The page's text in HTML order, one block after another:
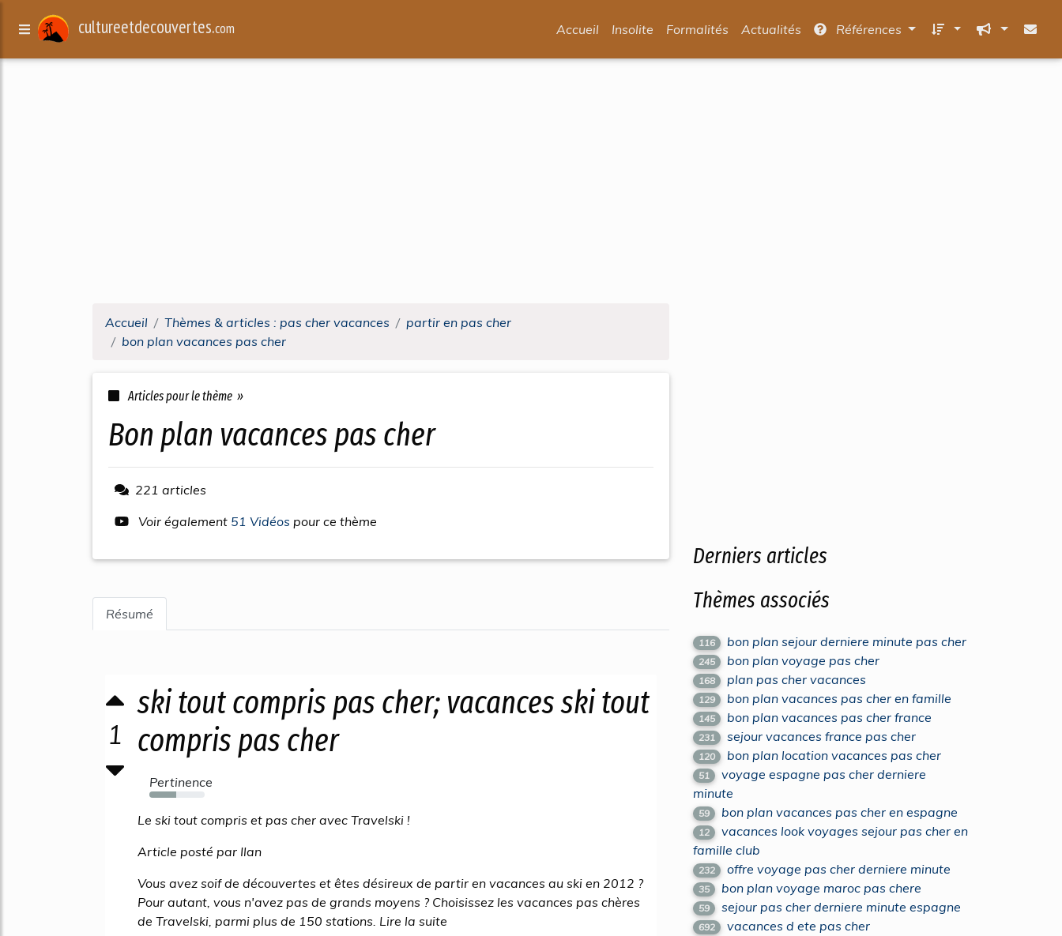
cultureetdecouvertes.com Accueil Insolite Formalités Actualités Références
Accueil Thèmes & articles : pas cher vacances
partir en pas cher
bon plan vacances pas cher
Articles pour le thème »
bon plan vacances pas cher
221 articles
Voir également 51 Vidéos pour ce thème
Résumé
1
ski tout compris pas cher; vacances ski tout
compris pas cher
Pertinence
49%
Le ski tout compris et pas cher avec Travelski !
Article posté par Ilan
Vous avez soif de découvertes et êtes désireux de partir en vacances au ski en 2012 ?
Pour autant, vous n'avez pas de grands moyens ? Choisissez les vacances pas chères
de Travelski, parmi plus de 150 stations. Lire la suite
Derniers articles
Thèmes associés
116 bon plan sejour derniere minute pas cher
245 bon plan voyage pas cher
168 plan pas cher vacances
129 bon plan vacances pas cher en famille
145 bon plan vacances pas cher france
231 sejour vacances france pas cher
120 bon plan location vacances pas cher
51
voyage espagne pas cher derniere
minute
59 bon plan vacances pas cher en espagne
12
vacances look voyages sejour pas cher en
famille club
232 offre voyage pas cher derniere minute
35 bon plan voyage maroc pas chere
59 sejour pas cher derniere minute espagne
692 vacances d ete pas cher